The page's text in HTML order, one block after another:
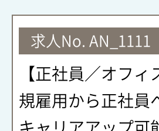
求人No. AN_1111
【正社員／オフ
規雇用から正社員
キャリアアップ可